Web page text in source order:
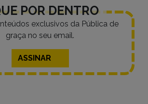
POR DENTRO
exclusivos da Pública de
graça no seu email.
ASSINAR